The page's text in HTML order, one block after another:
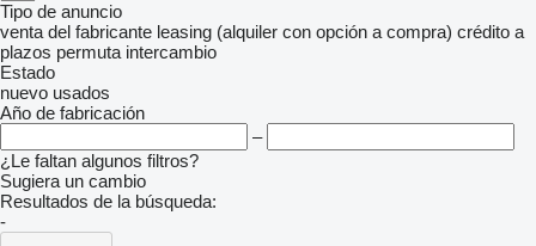
Tipo de anuncio
venta del fabricante leasing (alquiler con opción a compra) crédito a
plazos permuta intercambio
Estado
nuevo usados
Año de fabricación
–
¿Le faltan algunos filtros?
Sugiera un cambio
Resultados de la búsqueda:
-